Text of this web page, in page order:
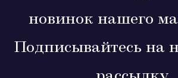
новинок нашего
Подписывайтесь на